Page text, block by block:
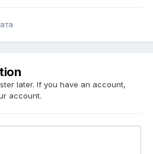
later. If you have an account,
account.